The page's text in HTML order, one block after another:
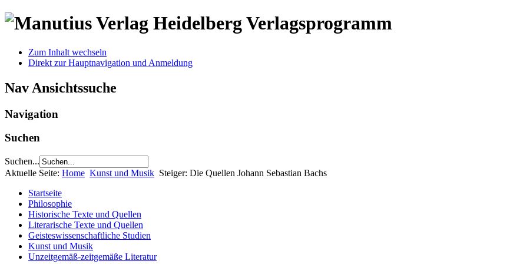
Verlagsprogramm
Zum Inhalt wechseln
Direkt zur Hauptnavigation und Anmeldung
Nav Ansichtssuche
Navigation
Suchen
Suchen...
Aktuelle Seite: Home Kunst und Musik Steiger: Die Quellen Johann Sebastian Bachs
Startseite
Philosophie
Historische Texte und Quellen
Literarische Texte und Quellen
Geisteswissenschaftliche Studien
Kunst und Musik
Unzeitgemäß-zeitgemäße Literatur